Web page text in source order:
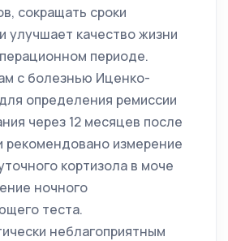
сокращать сроки
улучшает качество жизни
периоде.
с болезнью Иценко-
определения ремиссии
через 12 месяцев после
рекомендовано измерение
кортизола в моче
ночного
теста.
неблагоприятным